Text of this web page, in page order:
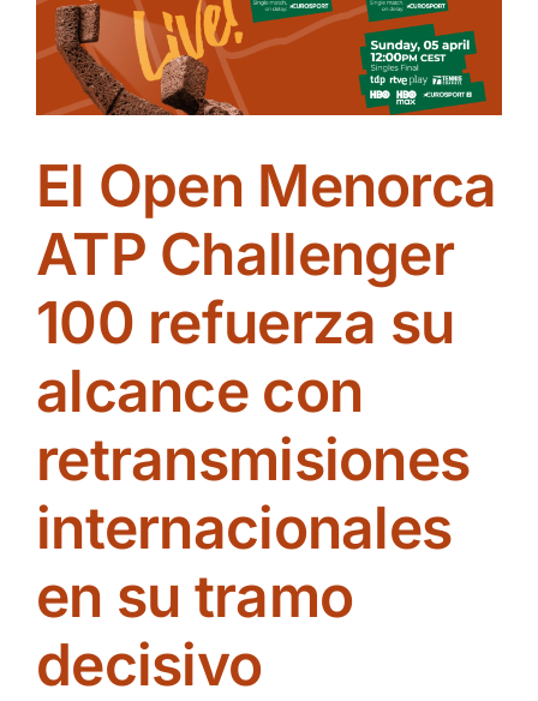
la
intensidad
en
una
jornada
la
irrupción
de
El Open Menorca
ATP Challenger
100 refuerza su
alcance con
retransmisiones
internacionales
en su tramo
decisivo